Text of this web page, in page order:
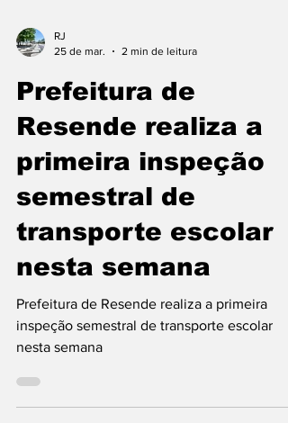
Prefeitura de
Resende realiza a
primeira inspeção
semestral de
transporte escolar
nesta semana
Prefeitura de Resende realiza a primeira
inspeção semestral de transporte escolar
nesta semana